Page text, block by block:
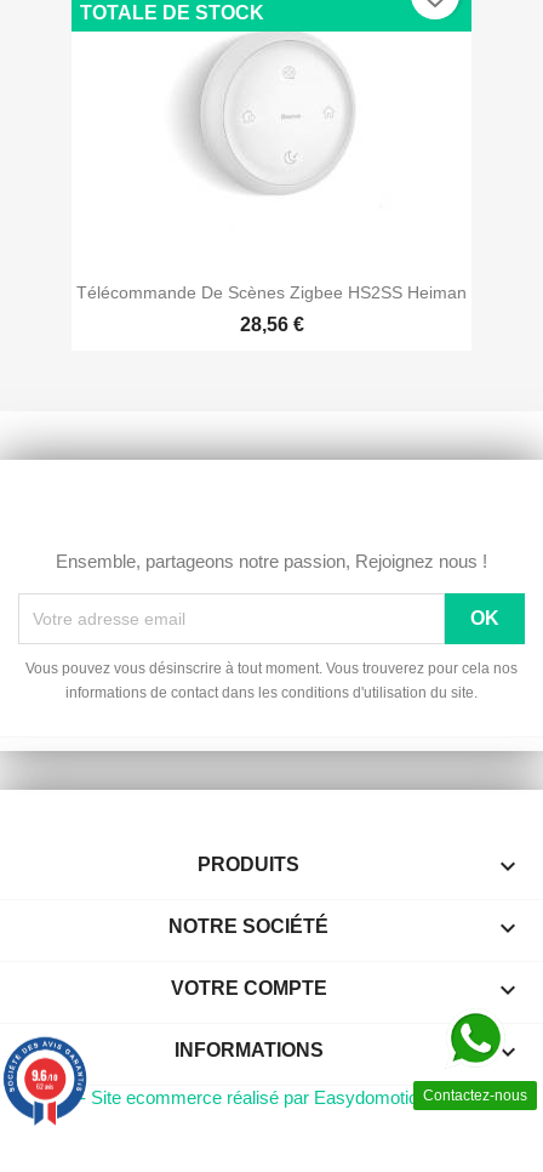
Télécommande De Scènes Zigbee HS2SS Heiman
28,56 €
TOTALE DE STOCK
Ensemble, partageons notre passion, Rejoignez nous !
Vous pouvez vous désinscrire à tout moment. Vous trouverez pour cela nos
informations de contact dans les conditions d'utilisation du site.
PRODUITS 
NOTRE SOCIÉTÉ 
VOTRE COMPTE 
INFORMATIONS keyboard_arrow_down
Contactez-nous
© 2026 - Site ecommerce réalisé par Easydomotic
9.6/10
62 avis